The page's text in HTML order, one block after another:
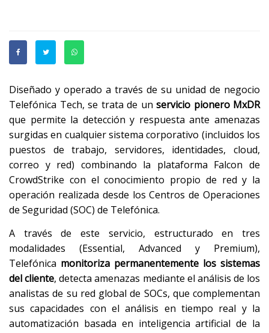
Diseñado y operado a través de su unidad de negocio
Telefónica Tech, se trata de un servicio pionero MxDR
que permite la detección y respuesta ante amenazas
surgidas en cualquier sistema corporativo (incluidos los
puestos de trabajo, servidores, identidades, cloud,
correo y red) combinando la plataforma Falcon de
CrowdStrike con el conocimiento propio de red y la
operación realizada desde los Centros de Operaciones
de Seguridad (SOC) de Telefónica.
A través de este servicio, estructurado en tres
modalidades (Essential, Advanced y Premium),
Telefónica monitoriza permanentemente los sistemas
del cliente, detecta amenazas mediante el análisis de los
analistas de su red global de SOCs, que complementan
sus capacidades con el análisis en tiempo real y la
automatización basada en inteligencia artificial de la